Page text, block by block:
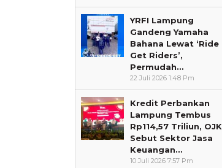
YRFI Lampung
Gandeng Yamaha
Bahana Lewat ‘Ride
Get Riders’,
Permudah…
22 Juli 2026 1:48 Pm
Kredit Perbankan
Lampung Tembus
Rp114,57 Triliun, OJK
Sebut Sektor Jasa
Keuangan…
10 Juli 2026 7:57 Pm